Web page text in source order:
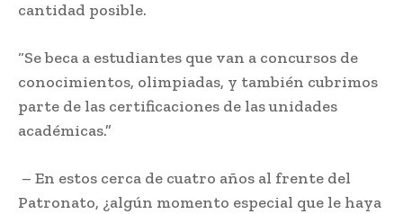
cantidad posible.
“Se beca a estudiantes que van a concursos de
conocimientos, olimpiadas, y también cubrimos
parte de las certificaciones de las unidades
académicas.”
– En estos cerca de cuatro años al frente del
Patronato, ¿algún momento especial que le haya